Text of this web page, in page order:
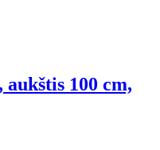
100 cm,